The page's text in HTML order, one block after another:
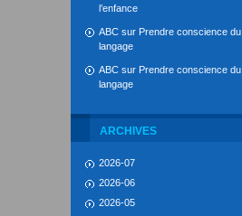
l’enfance
ABC sur Prendre conscience du
langage
ABC sur Prendre conscience du
langage
ARCHIVES
2026-07
2026-06
2026-05